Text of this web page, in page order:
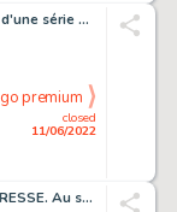
SCENE DE NU, 2017. Provenant d'une série d'illustrations...
closed
11/06/2022
go premium
ENSEMBLE DE 6 DESSINS DE PRESSE. Au ski «Moi, j'ai...